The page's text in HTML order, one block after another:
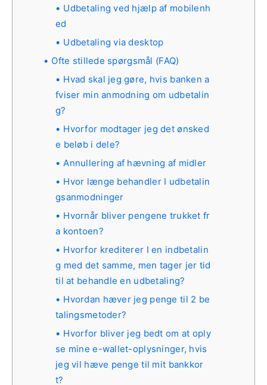
Udbetaling ved hjælp af mobilenh
ed
Udbetaling via desktop
Ofte stillede spørgsmål (FAQ)
Hvad skal jeg gøre, hvis banken a
fviser min anmodning om udbetalin
g?
Hvorfor modtager jeg det ønsked
e beløb i dele?
Annullering af hævning af midler
Hvor længe behandler I udbetalin
gsanmodninger
Hvornår bliver pengene trukket fr
a kontoen?
Hvorfor krediterer I en indbetalin
g med det samme, men tager jer tid
til at behandle en udbetaling?
Hvordan hæver jeg penge til 2 be
talingsmetoder?
Hvorfor bliver jeg bedt om at oply
se mine e-wallet-oplysninger, hvis
jeg vil hæve penge til mit bankkor
t?